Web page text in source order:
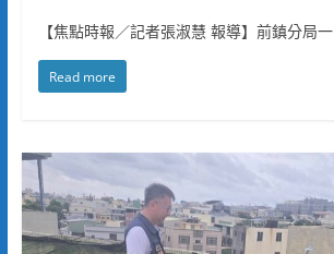
【焦點時報／記者張淑慧 報導】前鎮分局一
Read more